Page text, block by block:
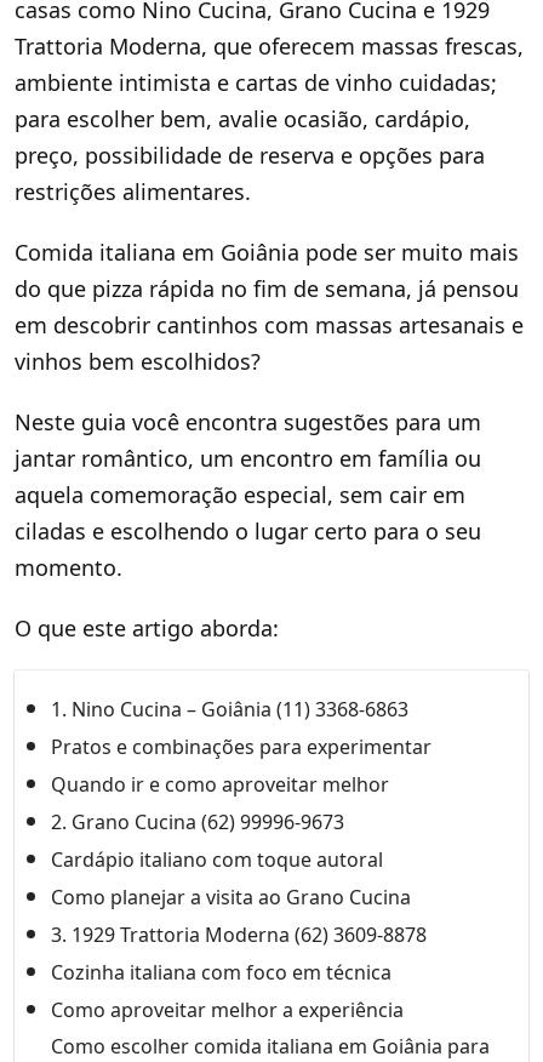
casas como Nino Cucina, Grano Cucina e 1929
Trattoria Moderna, que oferecem massas frescas,
ambiente intimista e cartas de vinho cuidadas;
para escolher bem, avalie ocasião, cardápio,
preço, possibilidade de reserva e opções para
restrições alimentares.
Comida italiana em Goiânia pode ser muito mais
do que pizza rápida no fim de semana, já pensou
em descobrir cantinhos com massas artesanais e
vinhos bem escolhidos?
Neste guia você encontra sugestões para um
jantar romântico, um encontro em família ou
aquela comemoração especial, sem cair em
ciladas e escolhendo o lugar certo para o seu
momento.
O que este artigo aborda:
1. Nino Cucina – Goiânia (11) 3368-6863
Pratos e combinações para experimentar
Quando ir e como aproveitar melhor
2. Grano Cucina (62) 99996-9673
Cardápio italiano com toque autoral
Como planejar a visita ao Grano Cucina
3. 1929 Trattoria Moderna (62) 3609-8878
Cozinha italiana com foco em técnica
Como aproveitar melhor a experiência
Como escolher comida italiana em Goiânia para